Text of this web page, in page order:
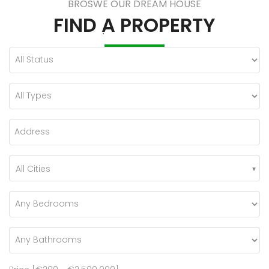
BROSWE OUR DREAM HOUSE
FIND A PROPERTY
All Cities